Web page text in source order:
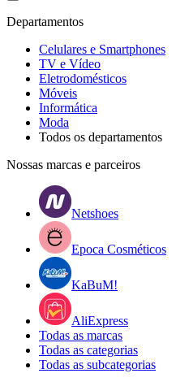
Departamentos
Celulares e Smartphones
TV e Vídeo
Eletrodomésticos
Móveis
Informática
Moda
Todos os departamentos
Nossas marcas e parceiros
Netshoes
Epoca Cosméticos
KaBuM!
AliExpress
Todas as marcas
Todas as categorias
Todas as subcategorias